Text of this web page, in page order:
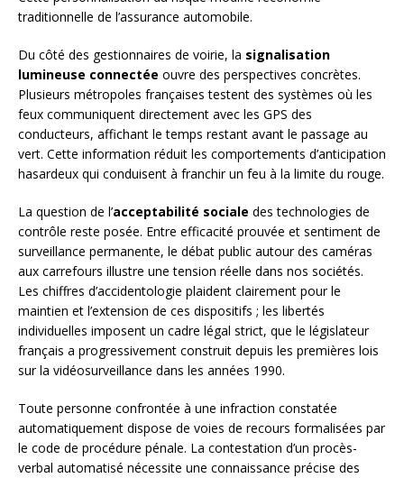
traditionnelle de l’assurance automobile.
Du côté des gestionnaires de voirie, la signalisation
lumineuse connectée ouvre des perspectives concrètes.
Plusieurs métropoles françaises testent des systèmes où les
feux communiquent directement avec les GPS des
conducteurs, affichant le temps restant avant le passage au
vert. Cette information réduit les comportements d’anticipation
hasardeux qui conduisent à franchir un feu à la limite du rouge.
La question de l’acceptabilité sociale des technologies de
contrôle reste posée. Entre efficacité prouvée et sentiment de
surveillance permanente, le débat public autour des caméras
aux carrefours illustre une tension réelle dans nos sociétés.
Les chiffres d’accidentologie plaident clairement pour le
maintien et l’extension de ces dispositifs ; les libertés
individuelles imposent un cadre légal strict, que le législateur
français a progressivement construit depuis les premières lois
sur la vidéosurveillance dans les années 1990.
Toute personne confrontée à une infraction constatée
automatiquement dispose de voies de recours formalisées par
le code de procédure pénale. La contestation d’un procès-
verbal automatisé nécessite une connaissance précise des